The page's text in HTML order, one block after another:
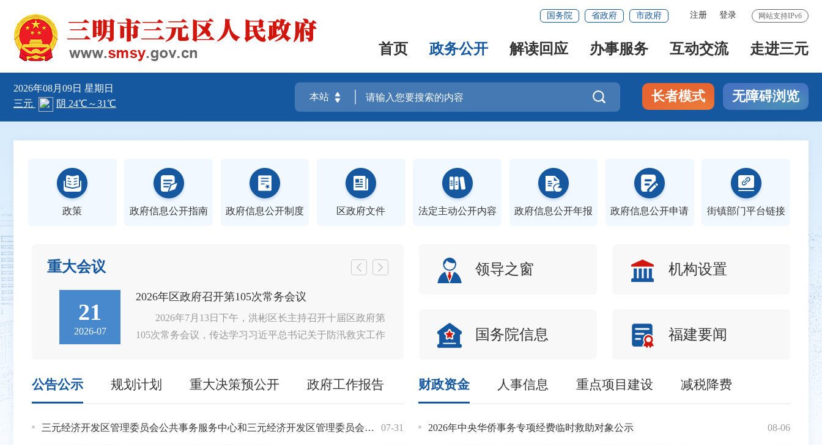
网站支持IPv6
注册 登录
国务院 省政府 市政府
首页 政务公开 解读回应 办事服务 互动交流 走进三元
2026年08月09日 星期日
 长者模式 无障碍浏览
政策 政府信息公开指南 政府信息公开制度 区政府文件 法定主动公开内容 政府信息公开年报 政府信息公开申请 街镇部门平台链接
重大会议  
第101
神并研
建设用
中国电
21
2026-07
2026年区政府召开第105次常务会议
2026年7月13日下午，洪彬区长主持召开十届区政府第
105次常务会议，传达学习习近平总书记关于防汛救灾工作
议精神、《行政执法监督条例》，并研究我区贯彻意见；
听取第三轮省生态环境保护例行督察迎检情况汇报并研究
部署下阶段工作。 会议强调，要认真学习贯彻习近平
2026-07
103次常务会议，传达学习国务院减轻企业负担部际联席会
情况汇报并研究部署下阶段工作。 会议强调，要落实
惠企政策，规范涉企行为，强化企业服务，以更大力度、
更优服务保障企业发展。要深化重点领域攻坚，紧盯问题
领导之窗 机构设置
国务院信息 福建要闻
公告公示 规划计划 重大决策预公开 政府工作报告
07-31
三元经济开发区管理委员会公共事务服务中心和三元经济开发区管理委员会项目服务中心注销公告 12-31
三元区人民政府列西街道办事处2025年度法治政府建设工作报告 三元区农业
财政资金 人事信息 重点项目建设 减税降费
06-08
基建牵山海 活水兴园区——三元小蕉片区第二供水工程净水厂项目加快实施 08-06
2026年中央华侨事务专项经费临时救助对象公示